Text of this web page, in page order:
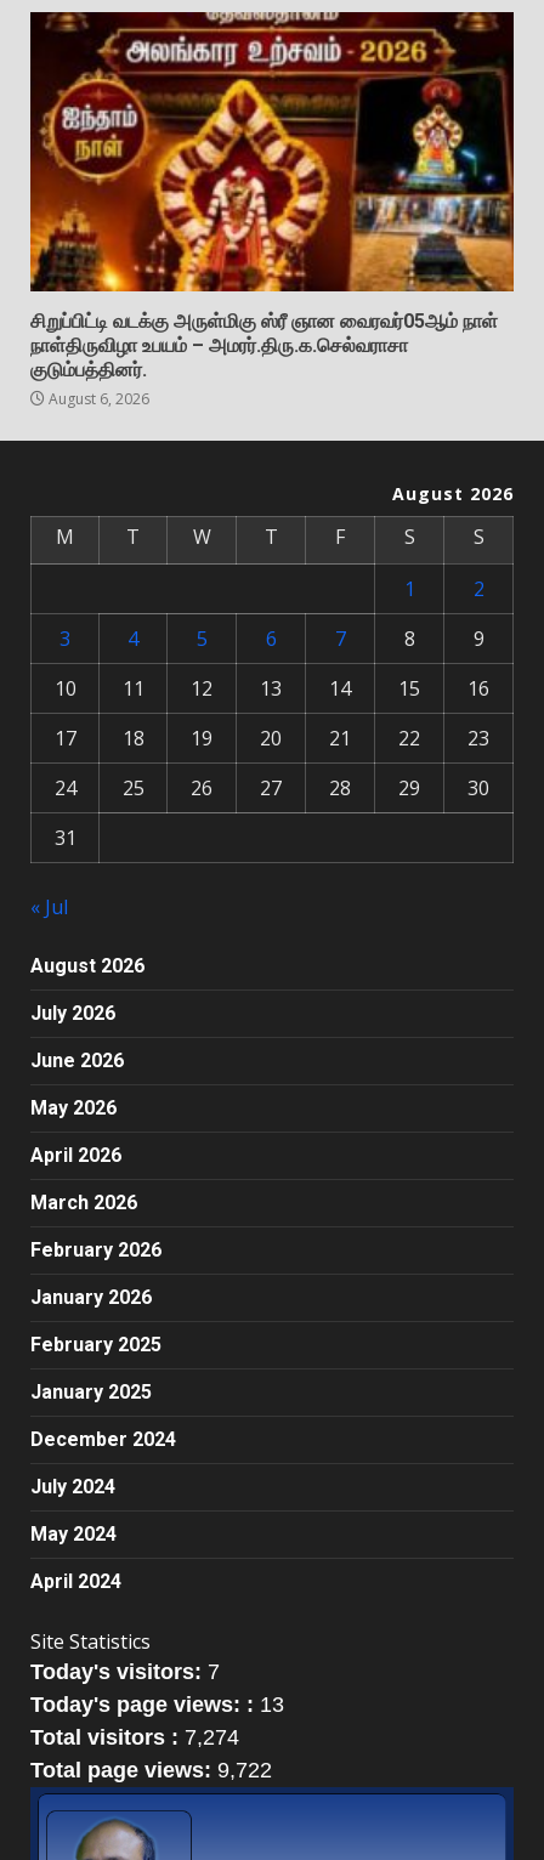
சிறுப்பிட்டி வடக்கு அருள்மிகு ஸ்ரீ ஞான வைரவர்05ஆம் நாள்
நாள்திருவிழா உபயம் – அமரர்.திரு.க.செல்வராசா
குடும்பத்தினர்.
August 6, 2026
August 2026
M T W T F S
S
1
2
3
4 5 6 7 8
9
10
11 12 13 14 15
16
17
18 19 20 21 22
23
24
25 26 27 28 29
30
31
« Jul
August 2026
July 2026
June 2026
May 2026
April 2026
March 2026
February 2026
January 2026
February 2025
January 2025
December 2024
July 2024
May 2024
April 2024
Site Statistics
Today's visitors: 7
Today's page views: : 13
Total visitors : 7,274
Total page views: 9,722